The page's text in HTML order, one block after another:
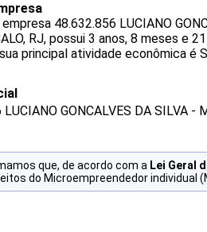
empresa 48.632.856 LUCIANO
RJ, possui 3 anos, 8 meses e
principal atividade econômica é
GONCALVES DA SILVA -
que, de acordo com a Lei Geral
do Microempreendedor individual